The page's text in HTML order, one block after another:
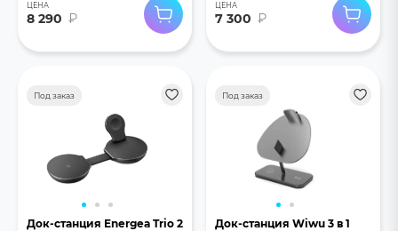
ЦЕНА
8 290 ₽
ЦЕНА
7 300 ₽
Под заказ
Док-станция Energea Trio 2
Под заказ
Док-станция Wiwu 3 в 1